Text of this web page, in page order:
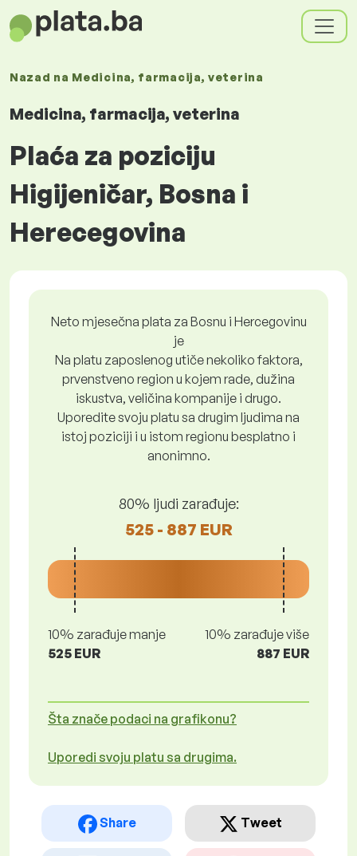
Nazad na Medicina, farmacija, veterina
Medicina, farmacija, veterina
Plaća za poziciju
Higijeničar, Bosna i
Herecegovina
Neto mjesečna plata za Bosnu i Hercegovinu
je
Na platu zaposlenog utiče nekoliko faktora,
prvenstveno region u kojem rade, dužina
iskustva, veličina kompanije i drugo.
Uporedite svoju platu sa drugim ljudima na
istoj poziciji i u istom regionu besplatno i
anonimno.
80% ljudi zarađuje:
525 - 887 EUR
10% zarađuje manje
525 EUR
10% zarađuje više
887 EUR
Šta znače podaci na grafikonu?
Uporedi svoju platu sa drugima.
Share Tweet